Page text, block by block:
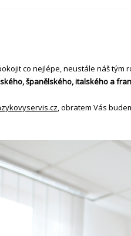
co nejlépe, neustále náš tým
španělského, italského a
, obratem Vás